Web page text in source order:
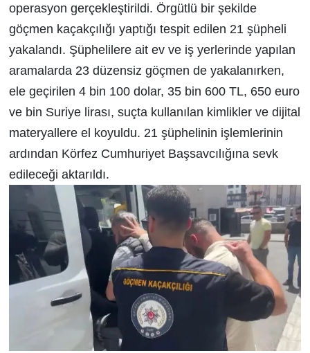
operasyon gerçekleştirildi. Örgütlü bir şekilde
göçmen kaçakçılığı yaptığı tespit edilen 21 şüpheli
yakalandı. Şüphelilere ait ev ve iş yerlerinde yapılan
aramalarda 23 düzensiz göçmen de yakalanırken,
ele geçirilen 4 bin 100 dolar, 35 bin 600 TL, 650 euro
ve bin Suriye lirası, suçta kullanılan kimlikler ve dijital
materyallere el koyuldu. 21 şüphelinin işlemlerinin
ardından Körfez Cumhuriyet Başsavcılığına sevk
edileceği aktarıldı.